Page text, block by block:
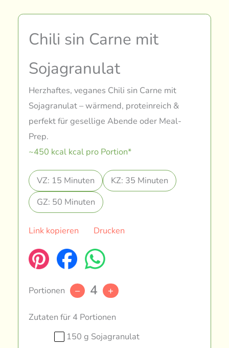
Chili sin Carne mit
Sojagranulat
Herzhaftes, veganes Chili sin Carne mit
Sojagranulat – wärmend, proteinreich &
perfekt für gesellige Abende oder Meal-
Prep.
~450 kcal kcal pro Portion*
VZ: 15 Minuten
KZ: 35 Minuten
GZ: 50 Minuten
Link kopieren Drucken
Portionen – 4 +
Zutaten für 4 Portionen
150 g Sojagranulat